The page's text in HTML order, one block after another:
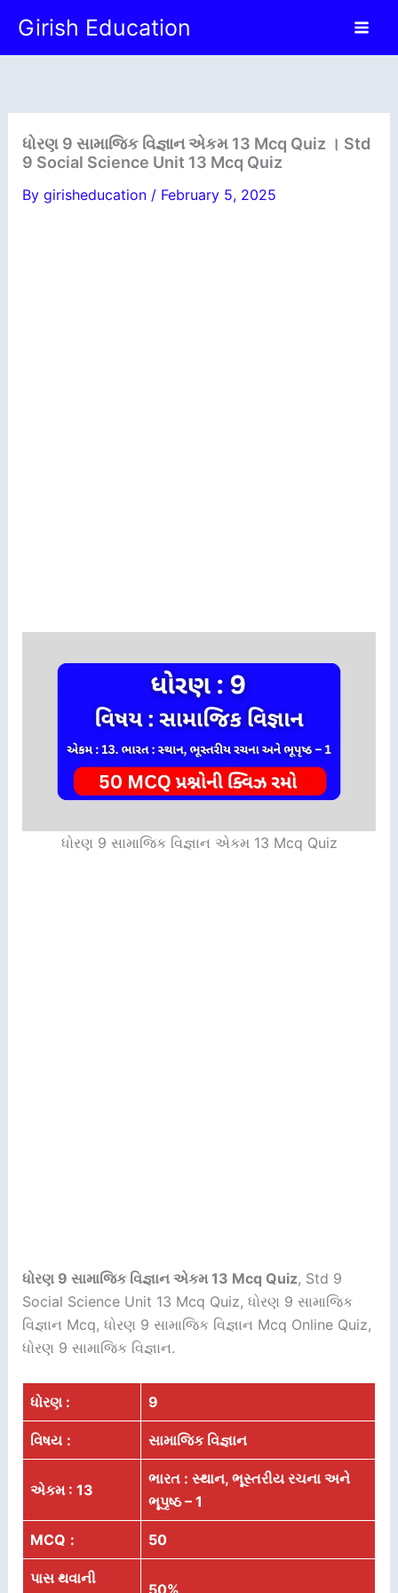
content
Girish Education
ધોરણ 9 સામાજિક વિજ્ઞાન એકમ 13 Mcq Quiz । Std
9 Social Science Unit 13 Mcq Quiz
By girisheducation / February 5, 2025
ધોરણ 9 સામાજિક વિજ્ઞાન એકમ 13 Mcq Quiz
ધોરણ 9 સામાજિક વિજ્ઞાન એકમ 13 Mcq Quiz, Std 9
Social Science Unit 13 Mcq Quiz, ધોરણ 9 સામાજિક
વિજ્ઞાન Mcq, ધોરણ 9 સામાજિક વિજ્ઞાન Mcq Online Quiz,
ધોરણ 9 સામાજિક વિજ્ઞાન.
ધોરણ : 9
વિષય : સામાજિક વિજ્ઞાન
એકમ : 13
ભારત : સ્થાન, ભૂસ્તરીય રચના અને
ભૂપૃષ્ઠ – 1
MCQ : 50
પાસ થવાની
50%